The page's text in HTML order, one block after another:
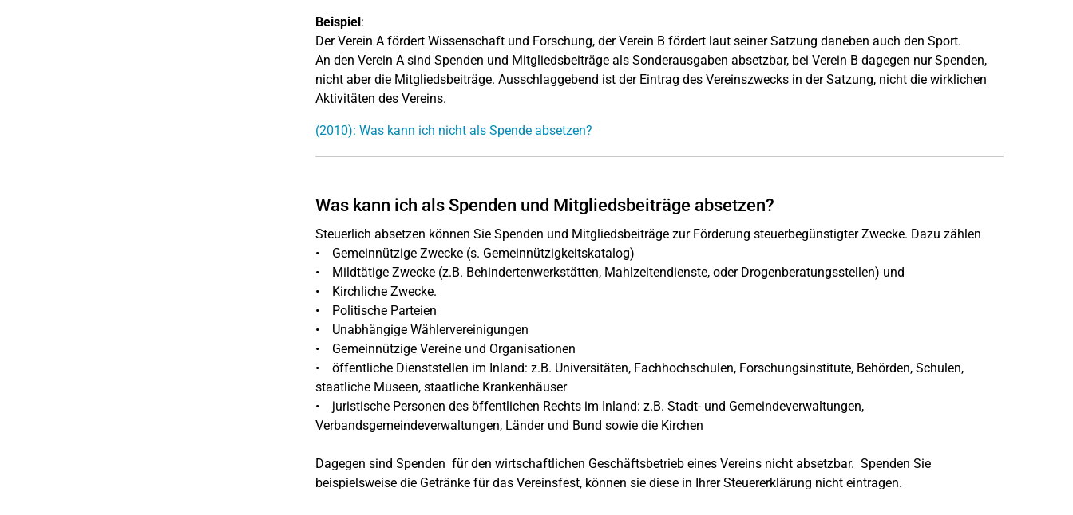
Beispiel:
Der Verein A fördert Wissenschaft und Forschung, der Verein B fördert laut seiner Satzung daneben auch den Sport.
An den Verein A sind Spenden und Mitgliedsbeiträge als Sonderausgaben absetzbar, bei Verein B dagegen nur Spenden,
nicht aber die Mitgliedsbeiträge. Ausschlaggebend ist der Eintrag des Vereinszwecks in der Satzung, nicht die wirklichen
Aktivitäten des Vereins.
(2010): Was kann ich nicht als Spende absetzen?
Was kann ich als Spenden und Mitgliedsbeiträge absetzen?
Steuerlich absetzen können Sie Spenden und Mitgliedsbeiträge zur Förderung steuerbegünstigter Zwecke. Dazu zählen
• Gemeinnützige Zwecke (s. Gemeinnützigkeitskatalog)
• Mildtätige Zwecke (z.B. Behindertenwerkstätten, Mahlzeitendienste, oder Drogenberatungsstellen) und
• Kirchliche Zwecke.
• Politische Parteien
• Unabhängige Wählervereinigungen
• Gemeinnützige Vereine und Organisationen
• öffentliche Dienststellen im Inland: z.B. Universitäten, Fachhochschulen, Forschungsinstitute, Behörden, Schulen,
staatliche Museen, staatliche Krankenhäuser
• juristische Personen des öffentlichen Rechts im Inland: z.B. Stadt- und Gemeindeverwaltungen,
Verbandsgemeindeverwaltungen, Länder und Bund sowie die Kirchen
Dagegen sind Spenden für den wirtschaftlichen Geschäftsbetrieb eines Vereins nicht absetzbar. Spenden Sie
beispielsweise die Getränke für das Vereinsfest, können sie diese in Ihrer Steuererklärung nicht eintragen.